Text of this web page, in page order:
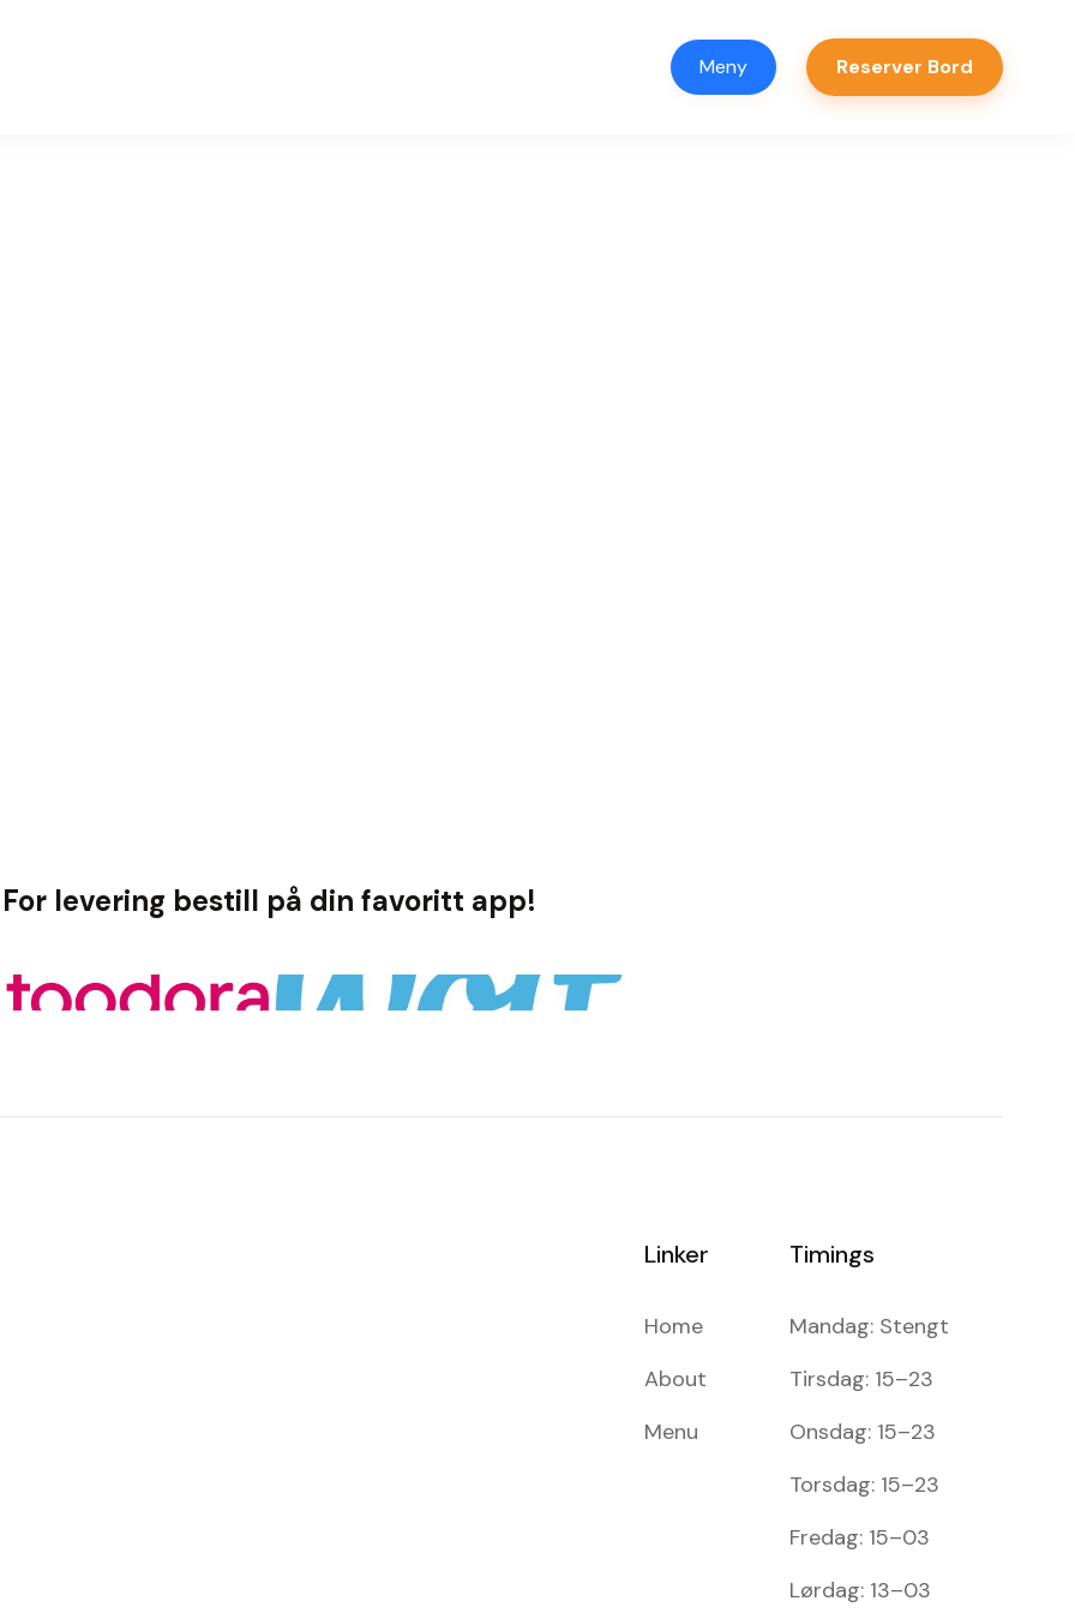
Meny Reserver Bord
For levering bestill på din favoritt app!
Linker
Home
About
Menu
Timings
Mandag: Stengt
Tirsdag: 15–23
Onsdag: 15–23
Torsdag: 15–23
Fredag: 15–03
Lørdag: 13–03